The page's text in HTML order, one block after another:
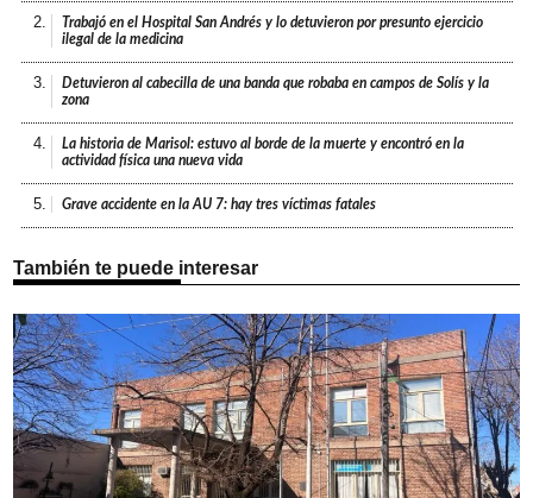
2.
Trabajó en el Hospital San Andrés y lo detuvieron por presunto ejercicio
ilegal de la medicina
3.
Detuvieron al cabecilla de una banda que robaba en campos de Solís y la
zona
4.
La historia de Marisol: estuvo al borde de la muerte y encontró en la
actividad física una nueva vida
5. Grave accidente en la AU 7: hay tres víctimas fatales
También te puede interesar